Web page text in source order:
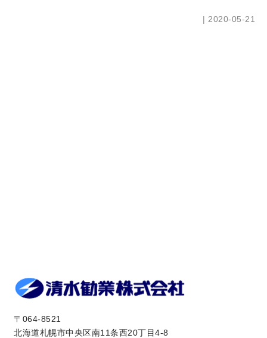
| 2020-05-21
〒064-8521
北海道札幌市中央区南11条西20丁目4-8